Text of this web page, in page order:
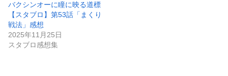
バクシンオーに瞳に映る道標
【スタブロ】第53話「まくり
戦法」感想
2025年11月25日
スタブロ感想集